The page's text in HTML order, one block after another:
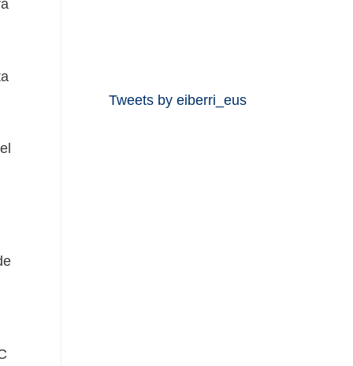
Tweets by eiberri_eus